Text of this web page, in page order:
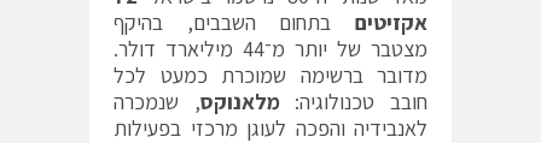
אקזיטים בתחום השבבים, בהיקף
מצטבר של יותר מ־44 מיליארד דולר.
מדובר ברשימה שמוכרת כמעט לכל
חובב טכנולוגיה:מלאנוקס, שנמכרה
לאנבידיה והפכה לעוגן מרכזי בפעילות